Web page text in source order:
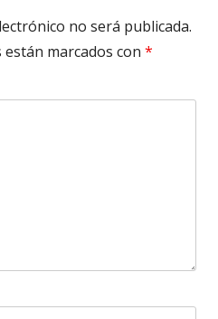
no será publicada.
marcados con *